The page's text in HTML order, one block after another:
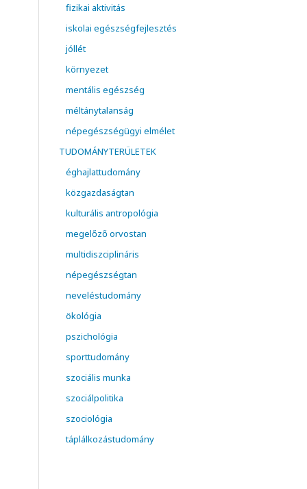
fizikai aktivitás
iskolai egészségfejlesztés
jóllét
környezet
mentális egészség
méltánytalanság
népegészségügyi elmélet
TUDOMÁNYTERÜLETEK
éghajlattudomány
közgazdaságtan
kulturális antropológia
megelőző orvostan
multidiszciplináris
népegészségtan
neveléstudomány
ökológia
pszichológia
sporttudomány
szociális munka
szociálpolitika
szociológia
táplálkozástudomány